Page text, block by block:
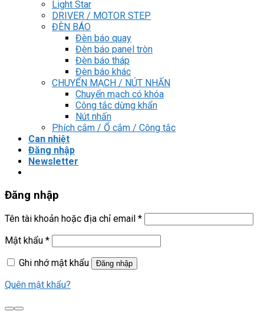
Light Star
DRIVER / MOTOR STEP
ĐÈN BÁO
Đèn báo quay
Đèn báo panel tròn
Đèn báo tháp
Đèn báo khác
CHUYỂN MẠCH / NÚT NHẤN
Chuyển mạch có khóa
Công tắc dừng khẩn
Nút nhấn
Phích cắm / Ổ cắm / Công tắc
Can nhiệt
Đăng nhập
Newsletter
Đăng nhập
Tên tài khoản hoặc địa chỉ email *
Mật khẩu *
Ghi nhớ mật khẩu
Đăng nhập
Quên mật khẩu?